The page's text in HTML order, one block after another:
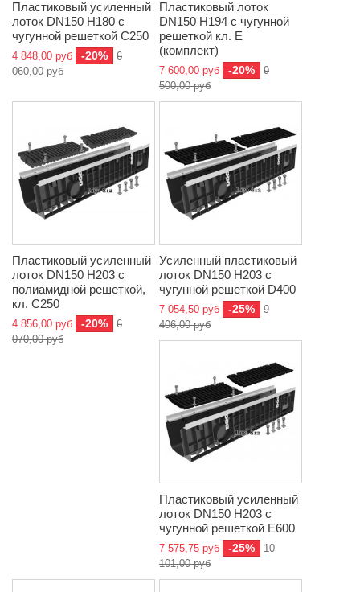
Пластиковый усиленный
лоток DN150 H180 с
чугунной решеткой C250
4 848,00 руб -20%
6
060,00 руб
Пластиковый лоток
DN150 H194 с чугунной
решеткой кл. Е
(комплект)
7 600,00 руб -20%
9
500,00 руб
Пластиковый усиленный
лоток DN150 H203 с
полиамидной решеткой,
кл. C250
4 856,00 руб -20%
6
070,00 руб
Усиленный пластиковый
лоток DN150 H203 с
чугунной решеткой D400
7 054,50 руб -25%
9
406,00 руб
Пластиковый усиленный
лоток DN150 H203 с
чугунной решеткой E600
7 575,75 руб -25%
10
101,00 руб